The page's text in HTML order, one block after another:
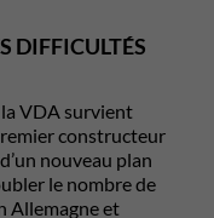
DIFFICULTÉS
VDA survient
constructeur
nouveau plan
le nombre de
Allemagne et